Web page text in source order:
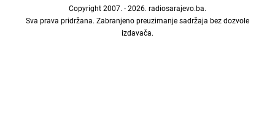
Copyright 2007. - 2026. radiosarajevo.ba.
Sva prava pridržana. Zabranjeno preuzimanje sadržaja bez dozvole
izdavača.